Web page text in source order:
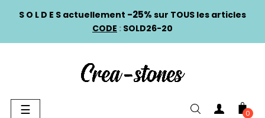
S O L D E S actuellement -25% sur TOUS les articles
CODE : SOLD26-20
Basculer
☰ 0